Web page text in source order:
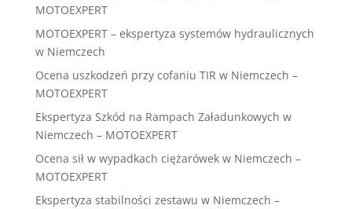
MOTOEXPERT
MOTOEXPERT – ekspertyza systemów hydraulicznych
w Niemczech
Ocena uszkodzeń przy cofaniu TIR w Niemczech –
MOTOEXPERT
Ekspertyza Szkód na Rampach Załadunkowych w
Niemczech – MOTOEXPERT
Ocena sił w wypadkach ciężarówek w Niemczech –
MOTOEXPERT
Ekspertyza stabilności zestawu w Niemczech –